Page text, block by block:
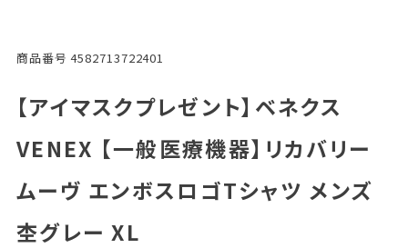
商品番号 4582713722401
【アイマスクプレゼント】ベネクス
VENEX 【一般医療機器】リカバリー
ムーヴ エンボスロゴTシャツ メンズ
杢グレー XL